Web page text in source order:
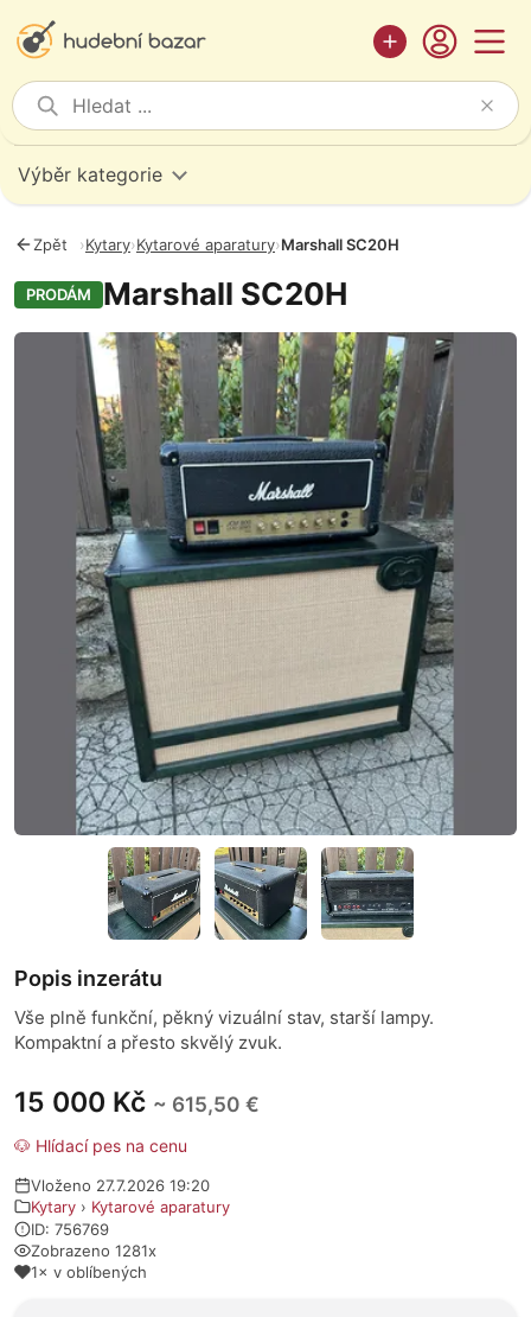
Výběr kategorie
Zpět ›Kytary›Kytarové aparatury›Marshall SC20H
PRODÁM Marshall SC20H
Fotografie
15 000 Kč ~ 615,50 €
🐶 Hlídací pes na cenu
Vloženo 27.7.2026 19:20
Kytary › Kytarové aparatury
ID: 756769
Zobrazeno 1281x
1× v oblíbených
O prodejci
Popis inzerátu
Vše plně funkční, pěkný vizuální stav, starší lampy.
Kompaktní a přesto skvělý zvuk.